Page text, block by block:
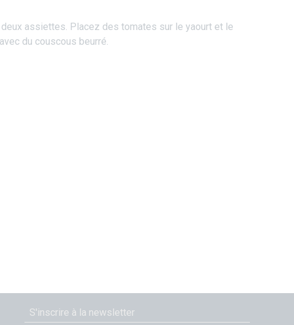
assiettes. Placez des tomates sur le yaourt et le
du couscous beurré.